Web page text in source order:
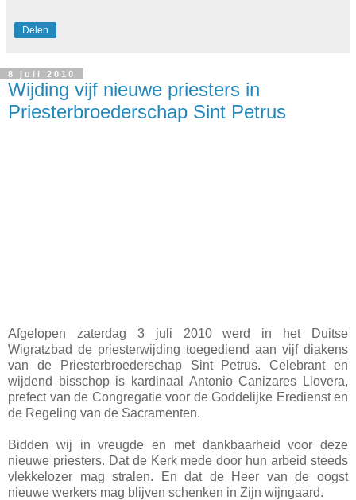
Delen
8 juli 2010
Wijding vijf nieuwe priesters in
Priesterbroederschap Sint Petrus
Afgelopen zaterdag 3 juli 2010 werd in het Duitse
Wigratzbad de priesterwijding toegediend aan vijf diakens
van de Priesterbroederschap Sint Petrus. Celebrant en
wijdend bisschop is kardinaal Antonio Canizares Llovera,
prefect van de Congregatie voor de Goddelijke Eredienst en
de Regeling van de Sacramenten.
Bidden wij in vreugde en met dankbaarheid voor deze
nieuwe priesters. Dat de Kerk mede door hun arbeid steeds
vlekkelozer mag stralen. En dat de Heer van de oogst
nieuwe werkers mag blijven schenken in Zijn wijngaard.